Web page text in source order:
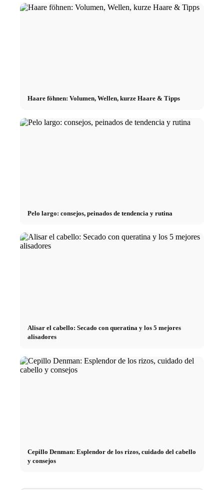
Haare föhnen: Volumen, Wellen, kurze Haare & Tipps
Pelo largo: consejos, peinados de tendencia y rutina
Alisar el cabello: Secado con queratina y los 5 mejores
alisadores
Cepillo Denman: Esplendor de los rizos, cuidado del cabello
y consejos